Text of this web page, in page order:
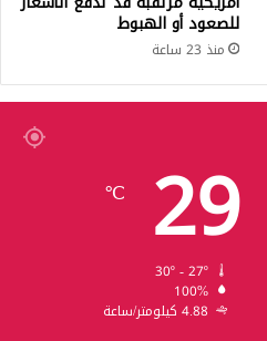
للصعود أو الهبوط
منذ 23 ساعة
29
℃
100%
4.88 كيلومتر/ساعة